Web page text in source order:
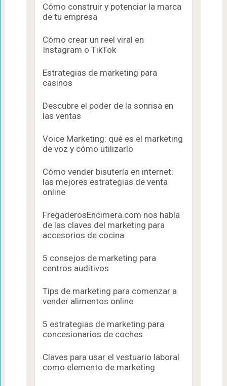
Cómo construir y potenciar la marca
de tu empresa
Cómo crear un reel viral en
Instagram o TikTok
Estrategias de marketing para
casinos
Descubre el poder de la sonrisa en
las ventas
Voice Marketing: qué es el marketing
de voz y cómo utilizarlo
Cómo vender bisutería en internet:
las mejores estrategias de venta
online
FregaderosEncimera.com nos habla
de las claves del marketing para
accesorios de cocina
5 consejos de marketing para
centros auditivos
Tips de marketing para comenzar a
vender alimentos online
5 estrategias de marketing para
concesionarios de coches
Claves para usar el vestuario laboral
como elemento de marketing